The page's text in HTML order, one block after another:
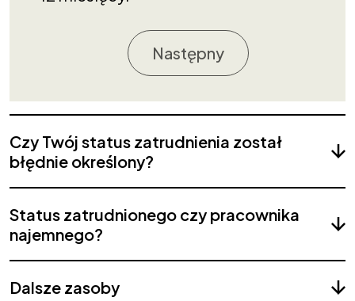
Następny
Czy Twój status zatrudnienia został
błędnie określony?
Status zatrudnionego czy pracownika
najemnego?
Dalsze zasoby